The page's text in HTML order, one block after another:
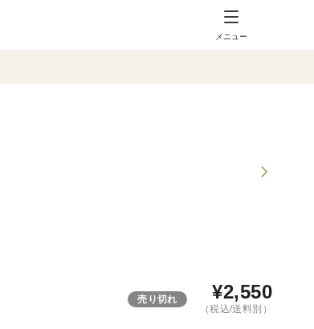
メニュー
売り切れ ¥2,550
（税込/送料別）